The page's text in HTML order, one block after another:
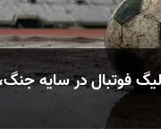
فوتبال در سایه